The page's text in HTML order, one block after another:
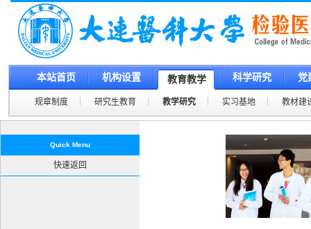
本站首页 机构设置 教育教学 科学研究 党
规章制度 研究生教育 教学研究 实习基地 教材建
Quick Menu
快速返回